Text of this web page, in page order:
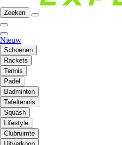
Zoeken
Nieuw
Schoenen
Rackets
Tennis
Padel
Badminton
Tafeltennis
Squash
Lifestyle
Clubruimte